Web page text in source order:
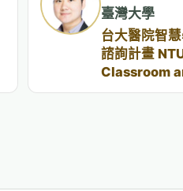
臺灣大學
台大醫院智
諮詢計畫
Classroom